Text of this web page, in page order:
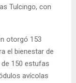
Tulcingo, con
otorgó 153
el bienestar de
150 estufas
avícolas